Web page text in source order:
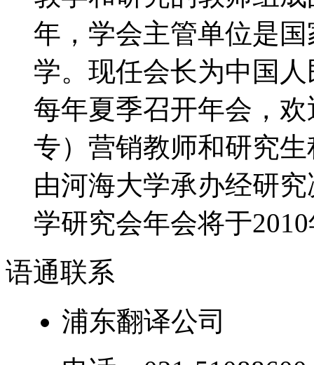
年，学会主管单位是
学。现任会长为中国
每年夏季召开年会，
专）营销教师和研究
由河海大学承办经研
学研究会年会将于
语通联系
浦东翻译公司